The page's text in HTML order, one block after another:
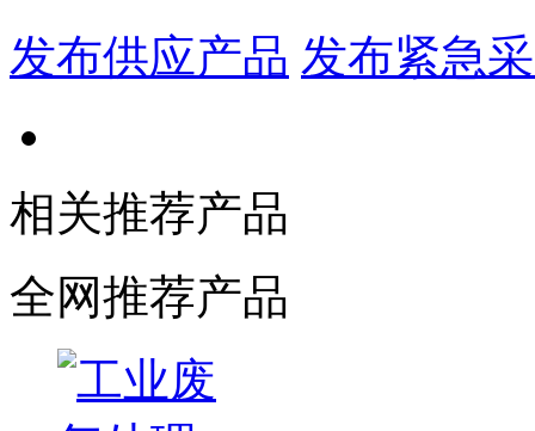
发布供应产品 发布紧急
相关推荐产品
全网推荐产品